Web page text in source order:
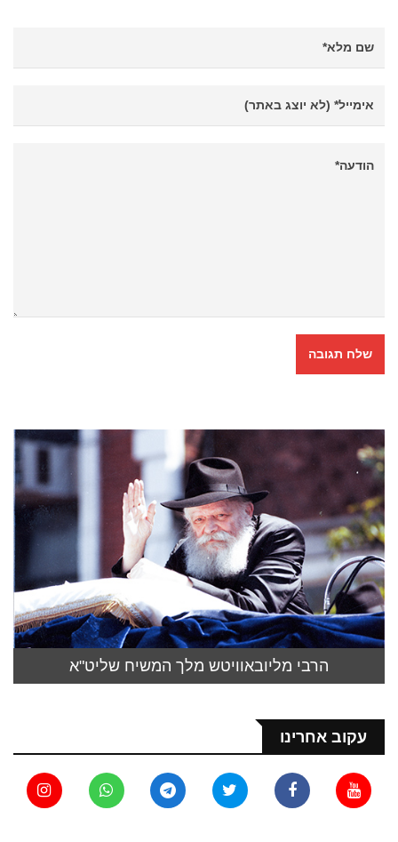
הרבי מליובאוויטש מלך המשיח שליט"א
עקוב אחרינו